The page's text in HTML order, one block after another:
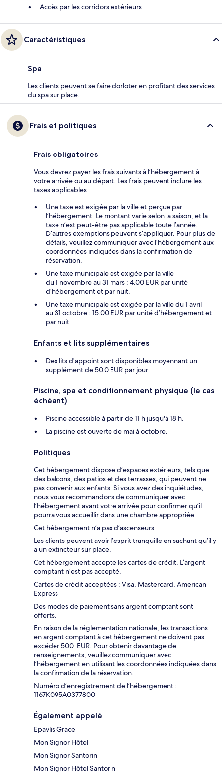
Accès par les corridors extérieurs
Caractéristiques
Spa
Les clients peuvent se faire dorloter en profitant des services
du spa sur place.
Frais et politiques
Frais obligatoires
Vous devrez payer les frais suivants à l’hébergement à
votre arrivée ou au départ. Les frais peuvent inclure les
taxes applicables :
Une taxe est exigée par la ville et perçue par
l’hébergement. Le montant varie selon la saison, et la
taxe n’est peut-être pas applicable toute l’année.
D’autres exemptions peuvent s’appliquer. Pour plus de
détails, veuillez communiquer avec l’hébergement aux
coordonnées indiquées dans la confirmation de
réservation.
Une taxe municipale est exigée par la ville
du 1 novembre au 31 mars : 4.00 EUR par unité
d’hébergement et par nuit.
Une taxe municipale est exigée par la ville du 1 avril
au 31 octobre : 15.00 EUR par unité d’hébergement et
par nuit.
Enfants et lits supplémentaires
Des lits d'appoint sont disponibles moyennant un
supplément de 50.0 EUR par jour
Piscine, spa et conditionnement physique (le cas
échéant)
Piscine accessible à partir de 11 h jusqu'à 18 h.
La piscine est ouverte de mai à octobre.
Politiques
Cet hébergement dispose d’espaces extérieurs, tels que
des balcons, des patios et des terrasses, qui peuvent ne
pas convenir aux enfants. Si vous avez des inquiétudes,
nous vous recommandons de communiquer avec
l’hébergement avant votre arrivée pour confirmer qu’il
pourra vous accueillir dans une chambre appropriée.
Cet hébergement n’a pas d’ascenseurs.
Les clients peuvent avoir l’esprit tranquille en sachant qu’il y
a un extincteur sur place.
Cet hébergement accepte les cartes de crédit. L’argent
comptant n’est pas accepté.
Cartes de crédit acceptées : Visa, Mastercard, American
Express
Des modes de paiement sans argent comptant sont
offerts.
En raison de la réglementation nationale, les transactions
en argent comptant à cet hébergement ne doivent pas
excéder 500 EUR. Pour obtenir davantage de
renseignements, veuillez communiquer avec
l’hébergement en utilisant les coordonnées indiquées dans
la confirmation de la réservation.
Numéro d’enregistrement de l’hébergement :
1167K095A0377800
Également appelé
Epavlis Grace
Mon Signor Hôtel
Mon Signor Santorin
Mon Signor Hôtel Santorin